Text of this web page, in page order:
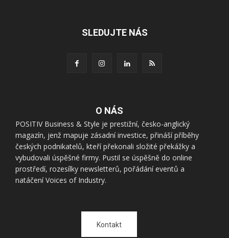
SLEDUJTE NÁS
O NÁS
POSITIV Business & Style je prestižní, česko-anglický
magazín, jenž mapuje zásadní investice, přináší příběhy
českých podnikatelů, kteří překonali složité překážky a
vybudovali úspěšné firmy. Pustil se úspěšně do online
prostředí, rozesílky newsletterů, pořádání eventů a
natáčení Voices of Industry.
Kontakt